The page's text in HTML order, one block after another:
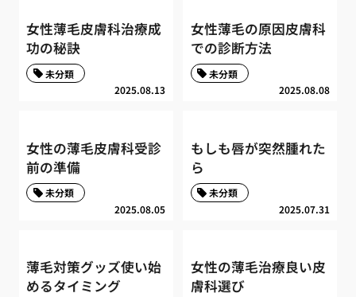
女性薄毛皮膚科治療成
功の秘訣
2025.08.13
未分類
女性薄毛の原因皮膚科
での診断方法
2025.08.08
未分類
女性の薄毛皮膚科受診
前の準備
2025.08.05
未分類
もしも唇が突然腫れた
ら
2025.07.31
未分類
薄毛対策グッズ使い始
めるタイミング
女性の薄毛治療良い皮
膚科選び